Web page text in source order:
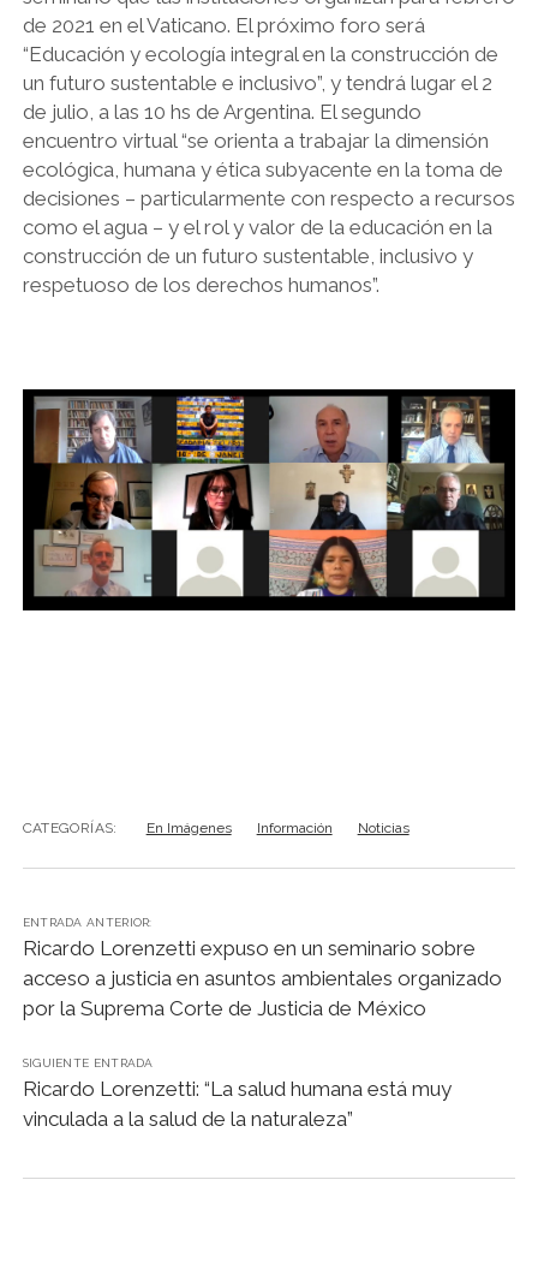
de 2021 en el Vaticano. El próximo foro será
“Educación y ecología integral en la construcción de
un futuro sustentable e inclusivo”, y tendrá lugar el 2
de julio, a las 10 hs de Argentina. El segundo
encuentro virtual “se orienta a trabajar la dimensión
ecológica, humana y ética subyacente en la toma de
decisiones – particularmente con respecto a recursos
como el agua – y el rol y valor de la educación en la
construcción de un futuro sustentable, inclusivo y
respetuoso de los derechos humanos”.
CATEGORÍAS: En Imágenes Información Noticias
ENTRADA ANTERIOR:
Ricardo Lorenzetti expuso en un seminario sobre
acceso a justicia en asuntos ambientales organizado
por la Suprema Corte de Justicia de México
SIGUIENTE ENTRADA
Ricardo Lorenzetti: “La salud humana está muy
vinculada a la salud de la naturaleza”